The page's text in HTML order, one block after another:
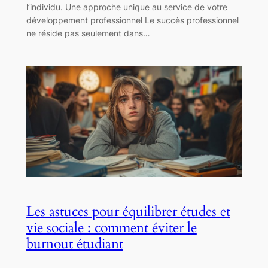
l’individu. Une approche unique au service de votre
développement professionnel Le succès professionnel
ne réside pas seulement dans…
Les astuces pour équilibrer études et
vie sociale : comment éviter le
burnout étudiant